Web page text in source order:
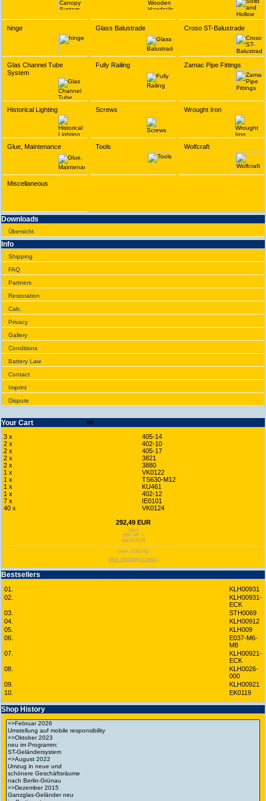
hinge Glass Balustrade Croso ST-Balustrade
Glas Channel Tube
System
Fully Railing Zamac Pipe Fittings
Historical Lighting Screws Wrought Iron
Glue, Maintenance Tools Wolfcraft
Miscellaneous
Downloads
Übersicht
Info
Shipping
FAQ
Partners
Restoration
Calc.
Privacy
Gallery
Conditions
Battery Law
Contact
Imprint
Dispute
Your Cart
3 x
405-14
2 x
402-10
2 x
405-17
2 x
3821
2 x
3880
1 x
VK0122
1 x
TS630-M12
1 x
KU461
1 x
402-12
7 x
IE0101
40 x
VK0124
292,49 EUR
(plus
19% VAT =
348,06 EUR
Gew.: 6.931 kg
plus shipping costs)
Bestsellers
01.
KLH00931
02.
KLH00931-
ECK
03.
STH0069
04.
KLH00912
05.
KLH009
06.
E037-M6-
M8
07.
KLH00921-
ECK
08.
KLH0026-
000
09.
KLH00921
10.
EK0119
Shop History